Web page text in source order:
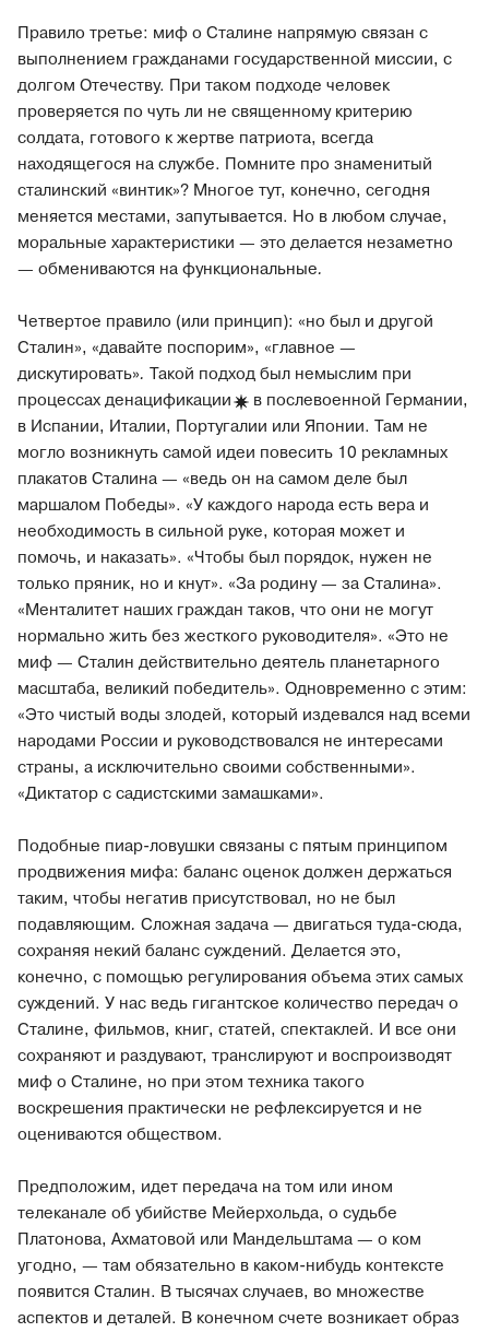
Правило третье: миф о Сталине напрямую связан с
выполнением гражданами государственной миссии, с
долгом Отечеству. При таком подходе человек
проверяется по чуть ли не священному критерию
солдата, готового к жертве патриота, всегда
находящегося на службе. Помните про знаменитый
сталинский «винтик»? Многое тут, конечно, сегодня
меняется местами, запутывается. Но в любом случае,
моральные характеристики — это делается незаметно
— обмениваются на функциональные.
Четвертое правило (или принцип): «но был и другой
Сталин», «давайте поспорим», «главное —
дискутировать». Такой подход был немыслим при
процессахденацификации
в послевоенной Германии,
в Испании, Италии, Португалии или Японии. Там не
могло возникнуть самой идеи повесить 10 рекламных
плакатов Сталина — «ведь он на самом деле был
маршалом Победы». «У каждого народа есть вера и
необходимость в сильной руке, которая может и
помочь, и наказать». «Чтобы был порядок, нужен не
только пряник, но и кнут». «За родину — за Сталина».
«Менталитет наших граждан таков, что они не могут
нормально жить без жесткого руководителя». «Это не
миф — Сталин действительно деятель планетарного
масштаба, великий победитель». Одновременно с этим:
«Это чистый воды злодей, который издевался над всеми
народами России и руководствовался не интересами
страны, а исключительно своими собственными».
«Диктатор с садистскими замашками».
Подобные пиар-ловушки связаны с пятым принципом
продвижения мифа: баланс оценок должен держаться
таким, чтобы негатив присутствовал, но не был
подавляющим. Сложная задача — двигаться туда-сюда,
сохраняя некий баланс суждений. Делается это,
конечно, с помощью регулирования объема этих самых
суждений. У нас ведь гигантское количество передач о
Сталине, фильмов, книг, статей, спектаклей. И все они
сохраняют и раздувают, транслируют и воспроизводят
миф о Сталине, но при этом техника такого
воскрешения практически не рефлексируется и не
оцениваются обществом.
Предположим, идет передача на том или ином
телеканале об убийстве Мейерхольда, о судьбе
Платонова, Ахматовой или Мандельштама — о ком
угодно, — там обязательно в каком-нибудь контексте
появится Сталин. В тысячах случаев, во множестве
аспектов и деталей. В конечном счете возникает образ